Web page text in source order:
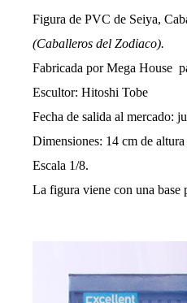
a
e
n
t
r
a
d
a
Figura de PVC de Seiya,
(Caballeros del Zodiaco).
Fabricada por Mega House
Escultor: Hitoshi Tobe
Fecha de salida al mercado:
Dimensiones: 14 cm de
Escala 1/8.
La figura viene con una base